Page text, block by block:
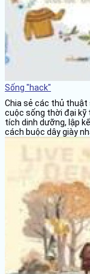
Sống "hack"
Chia sẻ các thủ
cuộc sống thời đại kỹ
tích dinh dưỡng, lập
cách buộc dây giày